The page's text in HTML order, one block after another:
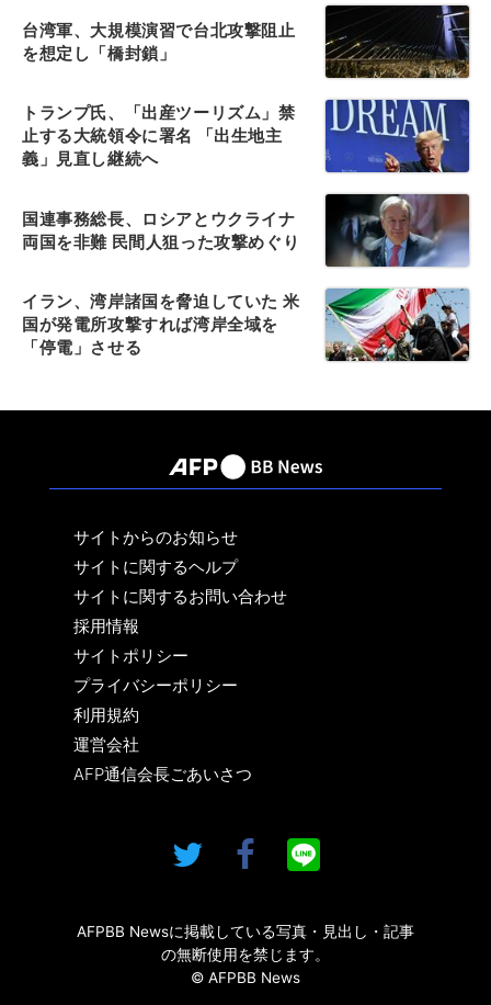
台湾軍、大規模演習で台北攻撃阻止
を想定し「橋封鎖」
トランプ氏、「出産ツーリズム」禁
止する大統領令に署名 「出生地主
義」見直し継続へ
国連事務総長、ロシアとウクライナ
両国を非難 民間人狙った攻撃めぐり
イラン、湾岸諸国を脅迫していた 米
国が発電所攻撃すれば湾岸全域を
「停電」させる
サイトからのお知らせ
サイトに関するヘルプ
サイトに関するお問い合わせ
採用情報
サイトポリシー
プライバシーポリシー
利用規約
運営会社
AFP通信会長ごあいさつ
AFPBB Newsに掲載している写真・見出し・記事
の無断使用を禁じます。
© AFPBB News